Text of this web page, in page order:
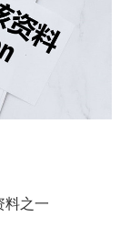
料之一